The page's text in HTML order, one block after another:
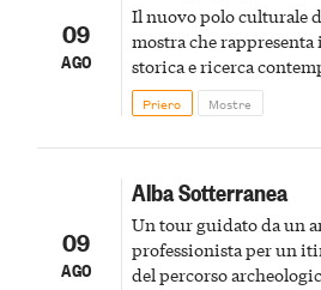
09
AGO
Il nuovo polo culturale
mostra che
storica e ricerca
Priero Mostre
09
AGO
Alba Sotterranea
Un tour guidato da un
professionista per un
del percorso